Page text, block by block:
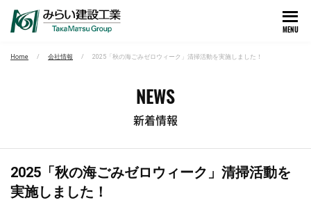
MENU
Home 会社情報 2025「秋の海ごみゼロウィーク」清掃活動を実施しました！
NEWS
新着情報
2025「秋の海ごみゼロウィーク」清掃活動を
実施しました！